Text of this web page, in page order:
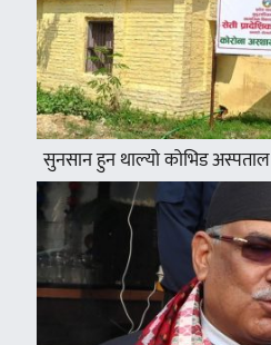
सुनसान हुन थाल्यो कोभिड अस्पताल